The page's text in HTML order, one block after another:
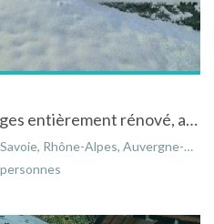
Gîte dans un chalet d'alpages entièrement rénové, avec piscine et spa
Alpes, Auvergne-Rhône-Alpes, France